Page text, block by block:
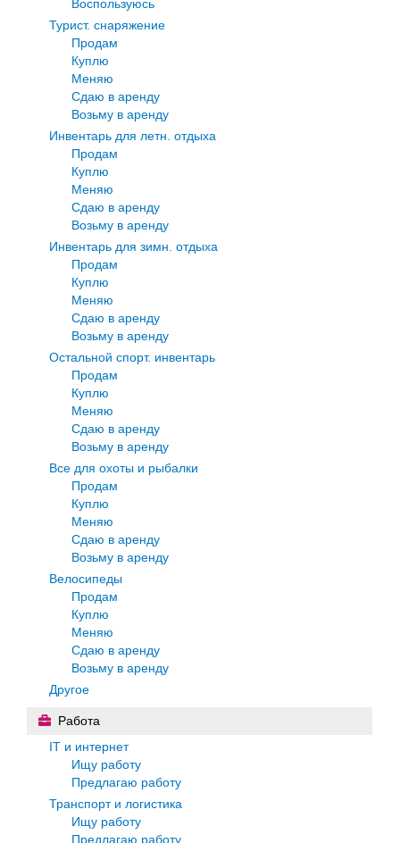
Воспользуюсь
Турист. снаряжение
Продам
Куплю
Меняю
Сдаю в аренду
Возьму в аренду
Инвентарь для летн. отдыха
Продам
Куплю
Меняю
Сдаю в аренду
Возьму в аренду
Инвентарь для зимн. отдыха
Продам
Куплю
Меняю
Сдаю в аренду
Возьму в аренду
Остальной спорт. инвентарь
Продам
Куплю
Меняю
Сдаю в аренду
Возьму в аренду
Все для охоты и рыбалки
Продам
Куплю
Меняю
Сдаю в аренду
Возьму в аренду
Велосипеды
Продам
Куплю
Меняю
Сдаю в аренду
Возьму в аренду
Другое
Работа
IT и интернет
Ищу работу
Предлагаю работу
Транспорт и логистика
Ищу работу
Предлагаю работу